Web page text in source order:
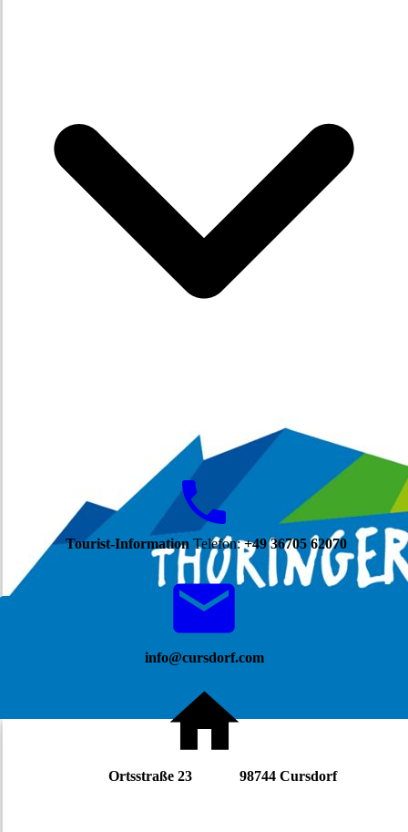
Tourist-Information Telefon:+49 36705 62070
info@cursdorf.com
Ortsstraße 23 98744 Cursdorf